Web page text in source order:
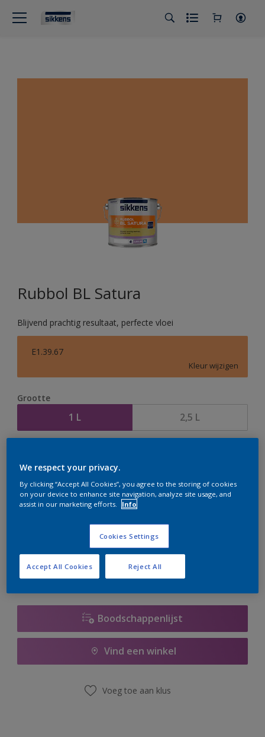
Rubbol BL Satura
Blijvend prachtig resultaat, perfecte vloei
E1.39.67
Kleur wijzigen
Grootte
1 L 2,5 L
er hard aan om de voorraad aan te vullen.
Boodschappenlijst
Vind een winkel
Voeg toe aan klus
We respect your privacy.
By clicking “Accept All Cookies”, you agree to the storing of cookies
on your device to enhance site navigation, analyze site usage, and
assist in our marketing efforts.
Info
Cookies Settings
Reject All
Accept All Cookies